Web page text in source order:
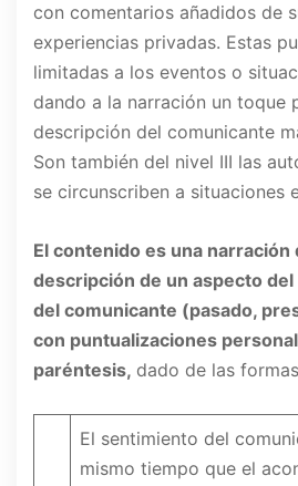
con comentarios añadidos de
experiencias privadas. Estas
limitadas a los eventos o
dando a la narración un toque
descripción del comunicante
Son también del nivel III las
se circunscriben a situaciones
El contenido es una narración
descripción de un aspecto
del comunicante (pasado,
con puntualizaciones
paréntesis, dado de las
El sentimiento del
mismo tiempo que el